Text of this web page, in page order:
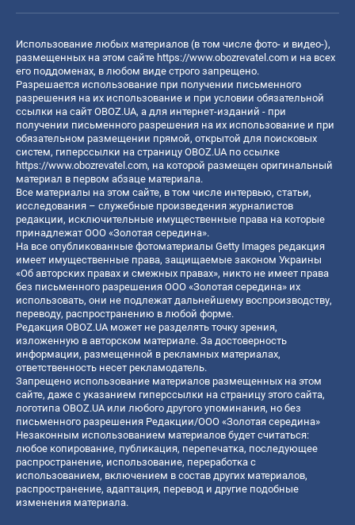
Использование любых материалов (в том числе фото- и видео-),
размещенных на этом сайте https://www.obozrevatel.com и на всех
его поддоменах, в любом виде строго запрещено.
Разрешается использование при получении письменного
разрешения на их использование и при условии обязательной
ссылки на сайт OBOZ.UA, а для интернет-изданий - при
получении письменного разрешения на их использование и при
обязательном размещении прямой, открытой для поисковых
систем, гиперссылки на страницу OBOZ.UA по ссылке
https://www.obozrevatel.com, на которой размещен оригинальный
материал в первом абзаце материала.
Все материалы на этом сайте, в том числе интервью, статьи,
исследования – служебные произведения журналистов
редакции, исключительные имущественные права на которые
принадлежат ООО «Золотая середина».
На все опубликованные фотоматериалы Getty Images редакция
имеет имущественные права, защищаемые законом Украины
«Об авторских правах и смежных правах», никто не имеет права
без письменного разрешения ООО «Золотая середина» их
использовать, они не подлежат дальнейшему воспроизводству,
переводу, распространению в любой форме.
Редакция OBOZ.UA может не разделять точку зрения,
изложенную в авторском материале. За достоверность
информации, размещенной в рекламных материалах,
ответственность несет рекламодатель.
Запрещено использование материалов размещенных на этом
сайте, даже с указанием гиперссылки на страницу этого сайта,
логотипа OBOZ.UA или любого другого упоминания, но без
письменного разрешения Редакции/ООО «Золотая середина»
Незаконным использованием материалов будет считаться:
любое копирование, публикация, перепечатка, последующее
распространение, использование, переработка с
использованием, включением в состав других материалов,
распространение, адаптация, перевод и другие подобные
изменения материала.